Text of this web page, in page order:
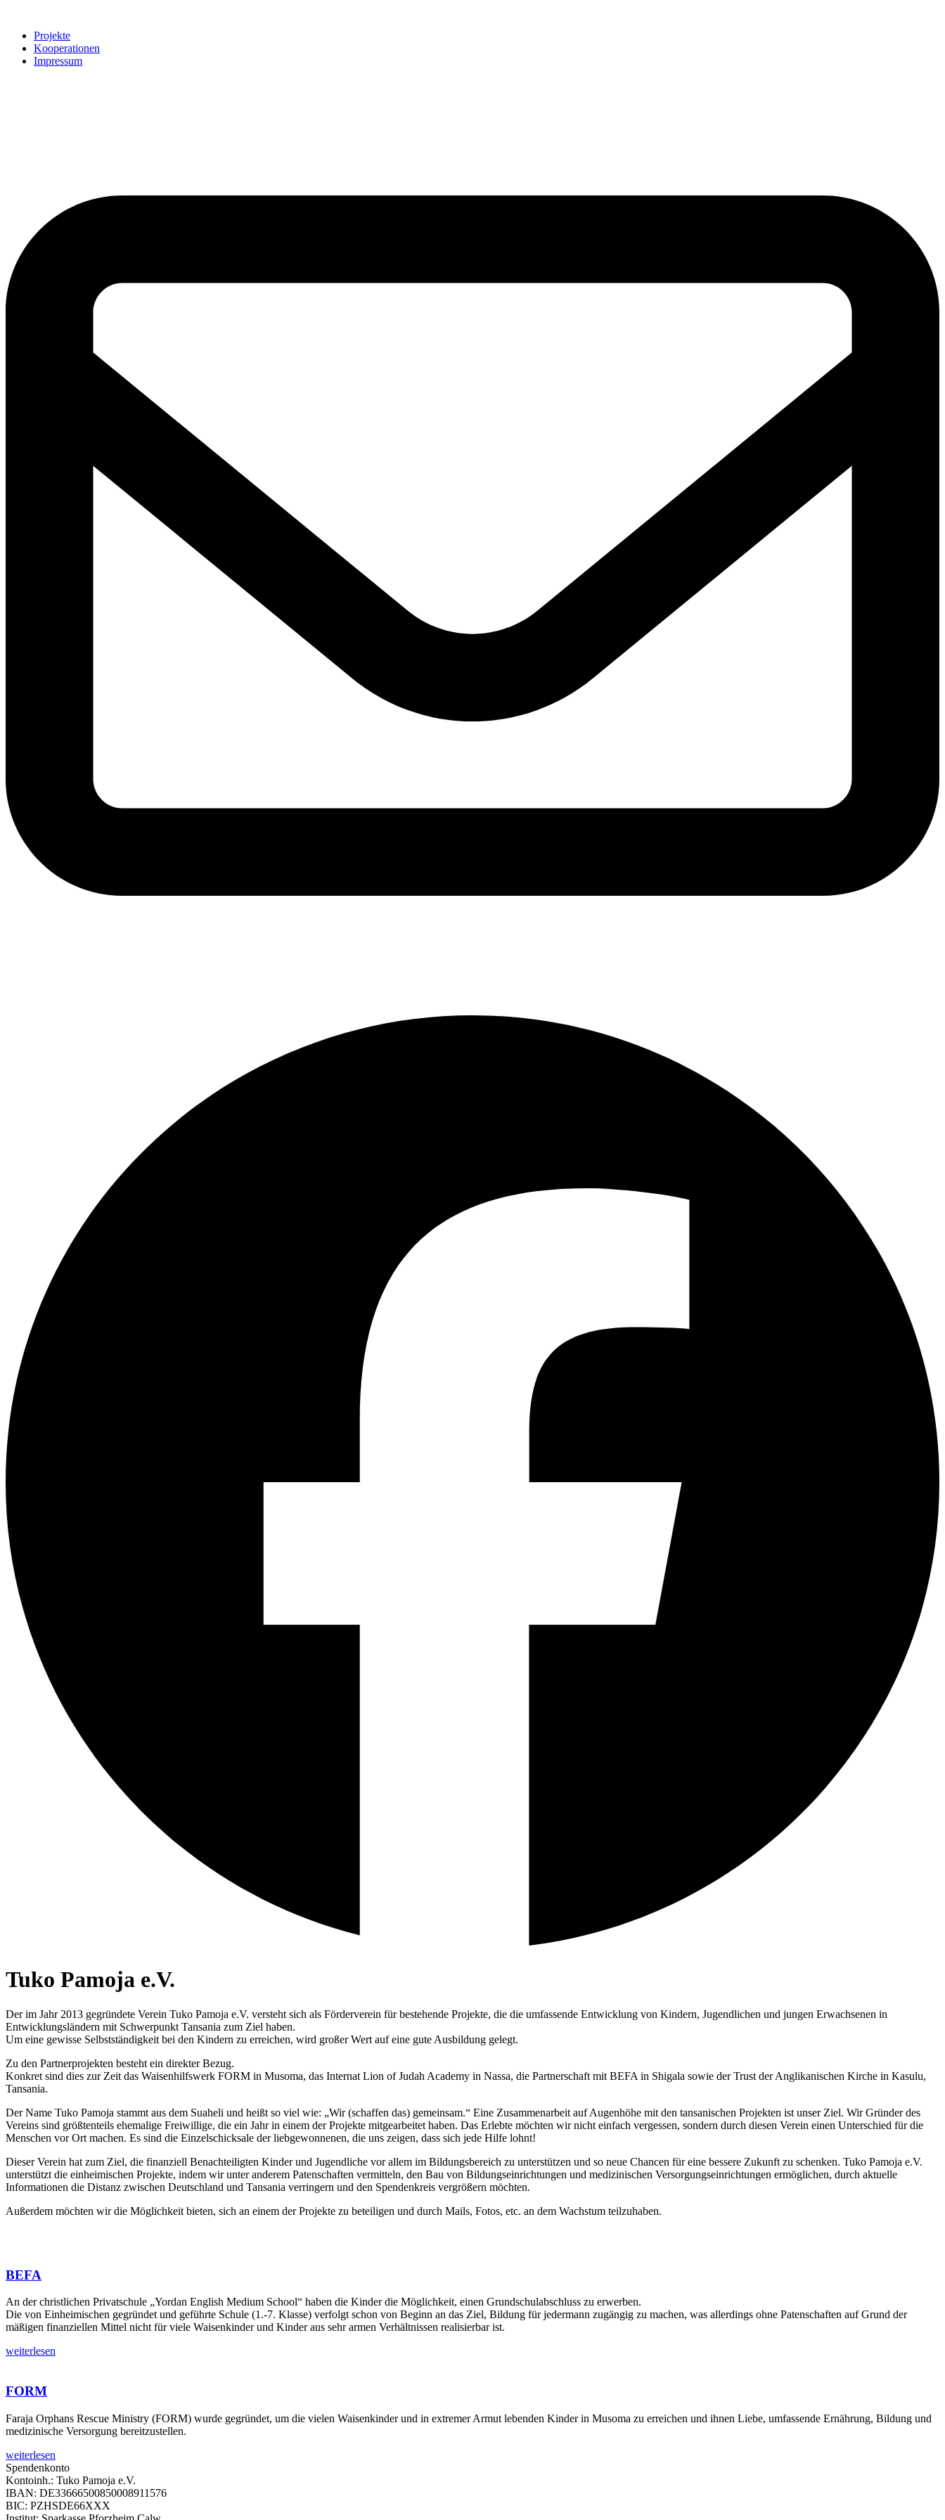
Projekte
Kooperationen
Impressum
Tuko Pamoja e.V.
Der im Jahr 2013 gegründete Verein Tuko Pamoja e.V. versteht sich als Förderverein für bestehende Projekte, die die umfassende Entwicklung von Kindern, Jugendlichen und jungen Erwachsenen in
Entwicklungsländern mit Schwerpunkt Tansania zum Ziel haben.
Um eine gewisse Selbstständigkeit bei den Kindern zu erreichen, wird großer Wert auf eine gute Ausbildung gelegt.
Zu den Partnerprojekten besteht ein direkter Bezug.
Konkret sind dies zur Zeit das Waisenhilfswerk FORM in Musoma, das Internat Lion of Judah Academy in Nassa, die Partnerschaft mit BEFA in Shigala sowie der Trust der Anglikanischen Kirche in Kasulu,
Tansania.
Der Name Tuko Pamoja stammt aus dem Suaheli und heißt so viel wie: „Wir (schaffen das) gemeinsam.“ Eine Zusammenarbeit auf Augenhöhe mit den tansanischen Projekten ist unser Ziel. Wir Gründer des
Vereins sind größtenteils ehemalige Freiwillige, die ein Jahr in einem der Projekte mitgearbeitet haben. Das Erlebte möchten wir nicht einfach vergessen, sondern durch diesen Verein einen Unterschied für die
Menschen vor Ort machen. Es sind die Einzelschicksale der liebgewonnenen, die uns zeigen, dass sich jede Hilfe lohnt!
Dieser Verein hat zum Ziel, die finanziell Benachteiligten Kinder und Jugendliche vor allem im Bildungsbereich zu unterstützen und so neue Chancen für eine bessere Zukunft zu schenken. Tuko Pamoja e.V.
unterstützt die einheimischen Projekte, indem wir unter anderem Patenschaften vermitteln, den Bau von Bildungseinrichtungen und medizinischen Versorgungseinrichtungen ermöglichen, durch aktuelle
Informationen die Distanz zwischen Deutschland und Tansania verringern und den Spendenkreis vergrößern möchten.
Außerdem möchten wir die Möglichkeit bieten, sich an einem der Projekte zu beteiligen und durch Mails, Fotos, etc. an dem Wachstum teilzuhaben.
BEFA
An der christlichen Privatschule „Yordan English Medium School“ haben die Kinder die Möglichkeit, einen Grundschulabschluss zu erwerben.
Die von Einheimischen gegründet und geführte Schule (1.-7. Klasse) verfolgt schon von Beginn an das Ziel, Bildung für jedermann zugängig zu machen, was allerdings ohne Patenschaften auf Grund der
mäßigen finanziellen Mittel nicht für viele Waisenkinder und Kinder aus sehr armen Verhältnissen realisierbar ist.
weiterlesen
FORM
Faraja Orphans Rescue Ministry (FORM) wurde gegründet, um die vielen Waisenkinder und in extremer Armut lebenden Kinder in Musoma zu erreichen und ihnen Liebe, umfassende Ernährung, Bildung und
medizinische Versorgung bereitzustellen.
weiterlesen
Spendenkonto
Kontoinh.: Tuko Pamoja e.V.
IBAN: DE33666500850008911576
BIC: PZHSDE66XXX